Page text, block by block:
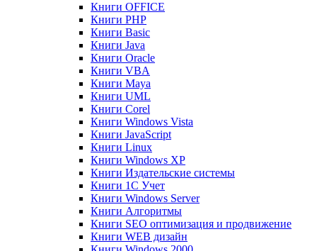
Книги OFFICE
Книги PHP
Книги Basic
Книги Java
Книги Oracle
Книги VBA
Книги Maya
Книги UML
Книги Corel
Книги Windows Vista
Книги JavaScript
Книги Linux
Книги Windows XP
Книги Издательские системы
Книги 1C Учет
Книги Windows Server
Книги Алгоритмы
Книги SEO оптимизация и продвижение
Книги WEB дизайн